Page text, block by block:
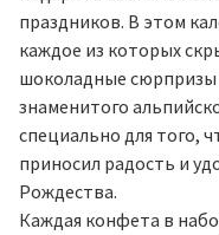
праздников. В этом
каждое из которых
шоколадные сюрпризы
знаменитого
специально для того,
приносил радость и
Рождества.
Каждая конфета в